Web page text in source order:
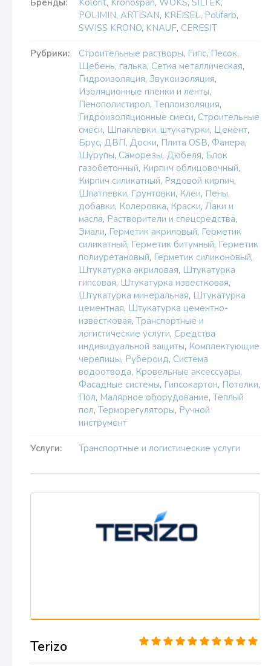
Бренды: Kolorit, Kronospan, WOKS, SILTEK,
POLIMIN, ARTISAN, KREISEL, Polifarb,
SWISS KRONO, KNAUF, CERESIT
Рубрики: Строительные растворы, Гипс, Песок,
Щебень, галька, Сетка металлическая,
Гидроизоляция, Звукоизоляция,
Изоляционные пленки и ленты,
Пенополистирол, Теплоизоляция,
Гидроизоляционные смеси, Строительные
смеси, Шпаклевки, штукатурки, Цемент,
Брус, ДВП, Доски, Плита OSB, Фанера,
Шурупы, Саморезы, Дюбеля, Блок
газобетонный, Кирпич облицовочный,
Кирпич силикатный, Рядовой кирпич,
Шпатлевки, Грунтовки, Клеи, Пены,
добавки, Колеровка, Краски, Лаки и
масла, Растворители и спецсредства,
Эмали, Герметик акриловый, Герметик
силикатный, Герметик битумный, Герметик
полиуретановый, Герметик силиконовый,
Штукатурка акриловая, Штукатурка
гипсовая, Штукатурка известковая,
Штукатурка минеральная, Штукатурка
цементная, Штукатурка цементно-
известковая, Транспортные и
логистические услуги, Средства
индивидуальной защиты, Комплектующие
черепицы, Рубероид, Система
водоотвода, Кровельные аксессуары,
Фасадные системы, Гипсокартон, Потолки,
Пол, Малярное оборудование, Теплый
пол, Терморегуляторы, Ручной
инструмент
Услуги: Транспортные и логистические услуги
Terizo